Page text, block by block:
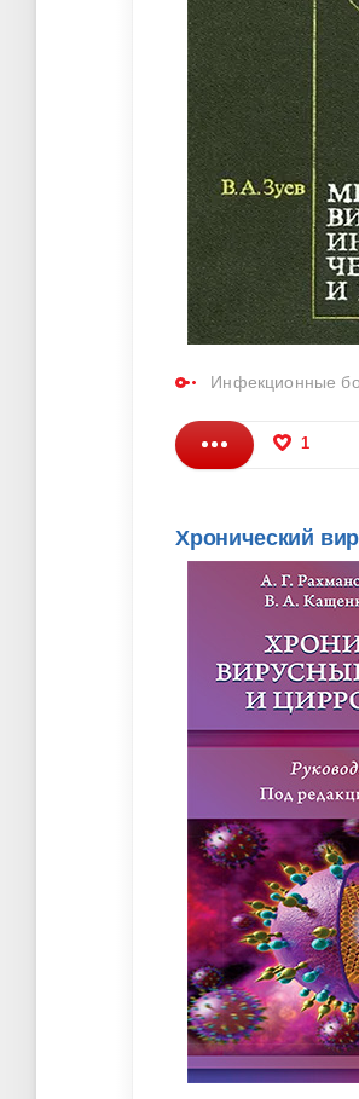
Инфекционные
1
Хронический